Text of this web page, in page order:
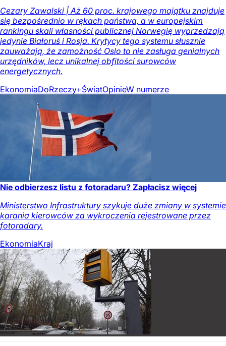
Cezary Zawalski | Aż 60 proc. krajowego majątku znajduje
się bezpośrednio w rękach państwa, a w europejskim
rankingu skali własności publicznej Norwegię wyprzedzają
jedynie Białoruś i Rosja. Krytycy tego systemu słusznie
zauważają, że zamożność Oslo to nie zasługa genialnych
urzędników, lecz unikalnej obfitości surowców
energetycznych.
EkonomiaDoRzeczy+ŚwiatOpinieW numerze
Nie odbierzesz listu z fotoradaru? Zapłacisz więcej
Ministerstwo Infrastruktury szykuje duże zmiany w systemie
karania kierowców za wykroczenia rejestrowane przez
fotoradary.
EkonomiaKraj